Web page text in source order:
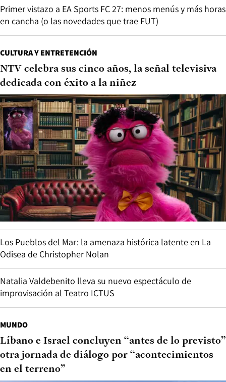
Primer vistazo a EA Sports FC 27: menos menús y más horas
en cancha (o las novedades que trae FUT)
CULTURA Y ENTRETENCIÓN
NTV celebra sus cinco años, la señal televisiva
dedicada con éxito a la niñez
Los Pueblos del Mar: la amenaza histórica latente en La
Odisea de Christopher Nolan
Natalia Valdebenito lleva su nuevo espectáculo de
improvisación al Teatro ICTUS
MUNDO
Líbano e Israel concluyen “antes de lo previsto”
otra jornada de diálogo por “acontecimientos
en el terreno”